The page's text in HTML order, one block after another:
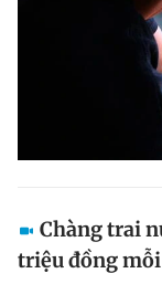
Chàng trai
triệu đồng